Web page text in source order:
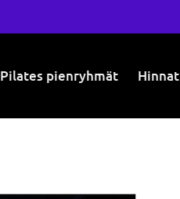
Pilates pienryhmät Hinnat